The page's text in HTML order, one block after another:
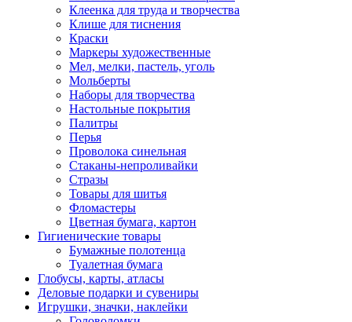
Клеенка для труда и творчества
Клише для тиснения
Краски
Маркеры художественные
Мел, мелки, пастель, уголь
Мольберты
Наборы для творчества
Настольные покрытия
Палитры
Перья
Проволока синельная
Стаканы-непроливайки
Стразы
Товары для шитья
Фломастеры
Цветная бумага, картон
Гигиенические товары
Бумажные полотенца
Туалетная бумага
Глобусы, карты, атласы
Деловые подарки и сувениры
Игрушки, значки, наклейки